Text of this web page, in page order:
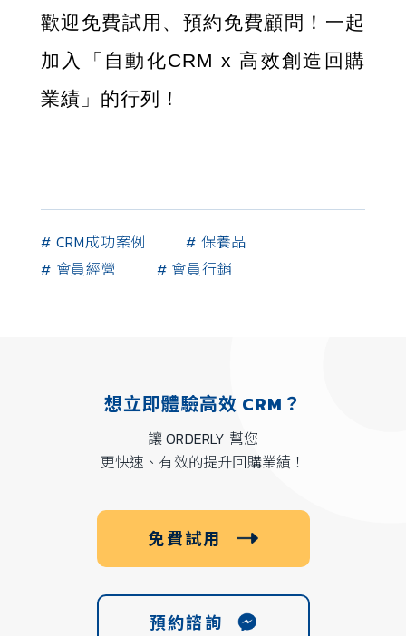
歡迎免費試用、預約免費顧問！一起
加入「自動化CRM x 高效創造回購
業績」的行列！
# CRM成功案例
# 保養品
# 會員經營
# 會員行銷
想立即體驗高效 CRM？
讓 ORDERLY 幫您
更快速、有效的提升回購業績！
預約諮詢
免費試用